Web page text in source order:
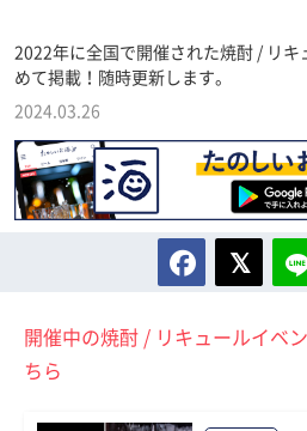
2022年に全国で開催された焼酎 / リキ
めて掲載！随時更新します。
2024.03.26
開催中の焼酎 / リキュールイベ
ちら